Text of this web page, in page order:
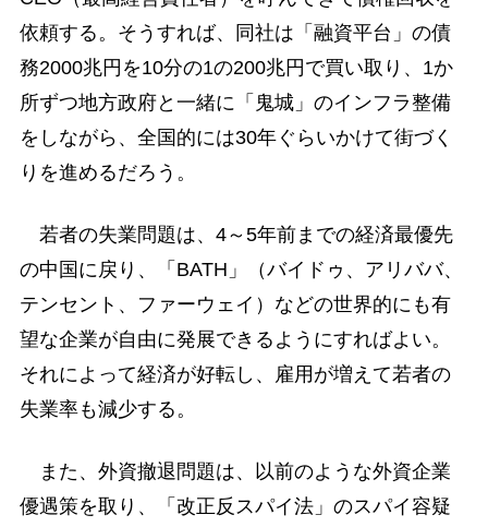
依頼する。そうすれば、同社は「融資平台」の債
務2000兆円を10分の1の200兆円で買い取り、1か
所ずつ地方政府と一緒に「鬼城」のインフラ整備
をしながら、全国的には30年ぐらいかけて街づく
りを進めるだろう。
若者の失業問題は、4～5年前までの経済最優先
の中国に戻り、「BATH」（バイドゥ、アリババ、
テンセント、ファーウェイ）などの世界的にも有
望な企業が自由に発展できるようにすればよい。
それによって経済が好転し、雇用が増えて若者の
失業率も減少する。
また、外資撤退問題は、以前のような外資企業
優遇策を取り、「改正反スパイ法」のスパイ容疑